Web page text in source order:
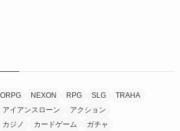
NEXON RPG SLG
TRAHA
アイアンスローン
アクション
カジノ カードゲーム ガチャ